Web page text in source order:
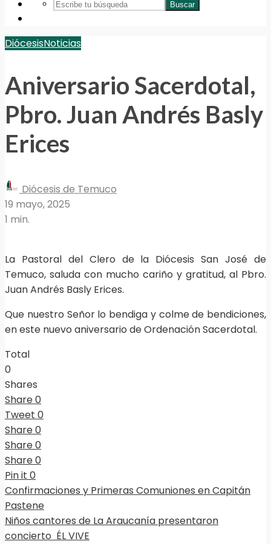
Buscar
DiócesisNoticias
Aniversario Sacerdotal,
Pbro. Juan Andrés Basly
Erices
Diócesis de Temuco
19 mayo, 2025
1 min.
La Pastoral del Clero de la Diócesis San José de
Temuco, saluda con mucho cariño y gratitud, al Pbro.
Juan Andrés Basly Erices.
Que nuestro Señor lo bendiga y colme de bendiciones,
en este nuevo aniversario de Ordenación Sacerdotal.
Total
0
Shares
Share0
Tweet 0
Share0
Share0
Share0
Pin it 0
Confirmaciones y Primeras Comuniones en Capitán
Pastene
Niños cantores de La Araucanía presentaron
concierto ÉL VIVE